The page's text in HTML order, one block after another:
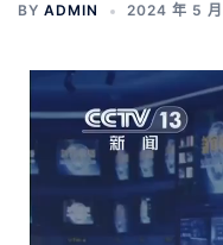
BY ADMIN 2024 年 5 月